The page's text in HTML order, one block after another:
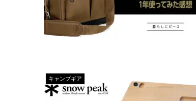
キャンプギア